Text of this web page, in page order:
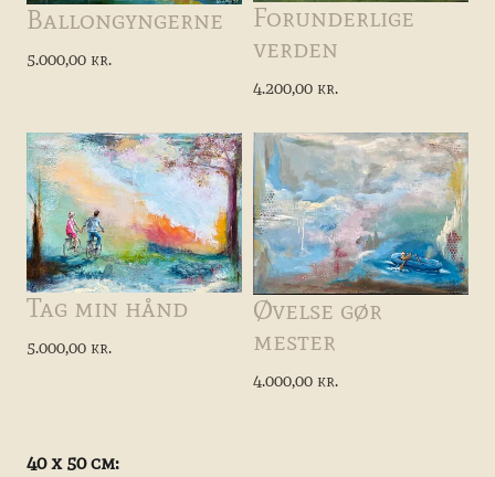
Ballongyngerne
5.000,00 kr.
Forunderlige
verden
4.200,00 kr.
Tag min hånd
5.000,00 kr.
Øvelse gør
mester
4.000,00 kr.
40 x 50 cm: